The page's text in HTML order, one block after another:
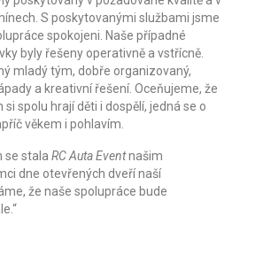
S poskytovanými službami jsme
spokojeni. Naše případné
byly řešeny operativně a vstřícně.
mladý tým, dobře organizovaný,
a kreativní řešení. Oceňujeme, že
spolu hrají děti i dospělí, jedná se o
věkem i pohlavím.
se stala RC Auta Eventnašim
dne otevřených dveří naší
že naše spolupráce bude